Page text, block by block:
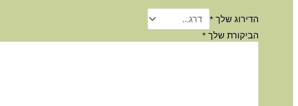
הדירוג שלך *
הביקורת שלך *